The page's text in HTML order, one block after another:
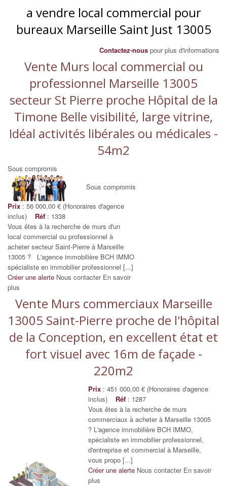
a vendre local commercial pour
bureaux Marseille Saint Just 13005
Contactez-nous pour plus d'informations
Vente Murs local commercial ou
professionnel Marseille 13005
secteur St Pierre proche Hôpital de la
Timone Belle visibilité, large vitrine,
Idéal activités libérales ou médicales -
54m2
Sous compromis
Sous compromis
Prix : 56 000,00 € (Honoraires d'agence
inclus) Réf : 1338
Vous êtes à la recherche de murs d'un
local commercial ou professionnel à
acheter secteur Saint-Pierre à Marseille
13005 ? L'agence immobilière BCH IMMO
spécialiste en immobilier professionnel [...]
Créer une alerte Nous contacter En savoir
plus
Vente Murs commerciaux Marseille
13005 Saint-Pierre proche de l'hôpital
de la Conception, en excellent état et
fort visuel avec 16m de façade -
220m2
Prix : 451 000,00 € (Honoraires d'agence
inclus) Réf : 1287
Vous êtes à la recherche de murs
commerciaux à acheter à Marseille 13005
? L'agence immobilière BCH IMMO,
spécialiste en immobilier professionnel,
d'entreprise et commercial à Marseille,
vous propo [...]
Créer une alerte Nous contacter En savoir
plus